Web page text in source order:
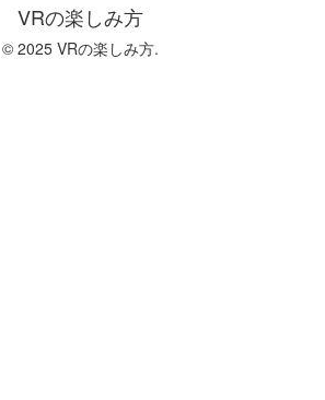
VRの楽しみ方
© 2025 VRの楽しみ方.